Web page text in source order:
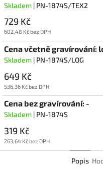
Skladem | PN-1874S/TEX2
729 Kč
602,48 Kč bez DPH
Cena včetně
Skladem | PN-1874S/LOG
649 Kč
536,36 Kč bez DPH
Cena bez gravírování: -
Skladem | PN-1874S
319 Kč
263,64 Kč bez DPH
Popis